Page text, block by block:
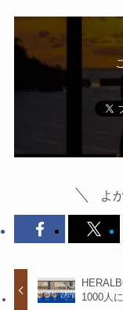
よ
1000人